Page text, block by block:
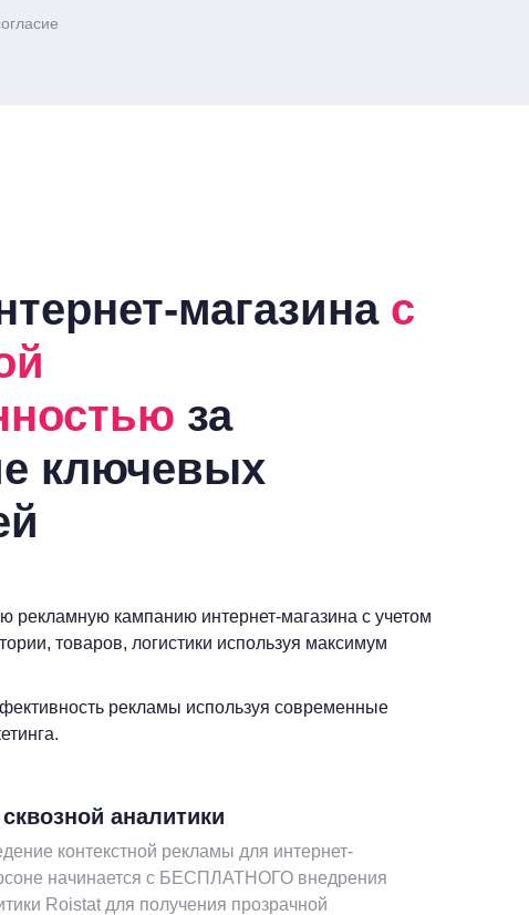
магазина с
за
ключевых
рекламную кампанию интернет-магазина с учетом
товаров, логистики используя максимум
рекламы используя современные
аналитики
контекстной рекламы для интернет-
начинается с БЕСПЛАТНОГО внедрения
Roistat для получения прозрачной